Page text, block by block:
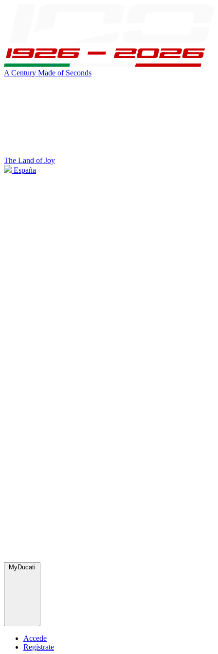
A Century Made of Seconds
The Land of Joy
España
MyDucati
Accede
Regístrate